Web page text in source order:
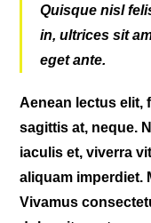
Quisque nisl
in, ultrices sit
eget ante.
Aenean lectus elit,
sagittis at, neque.
iaculis et, viverra
aliquam imperdiet.
Vivamus